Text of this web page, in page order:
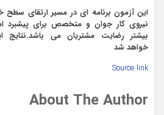
این آزمون برنامه ای در مسیر ارتقای
نیروی کار جوان و متخصص برای
بیشتر رضایت مشتریان می باشد.نتایج
خواهد شد
Source link
About The Author